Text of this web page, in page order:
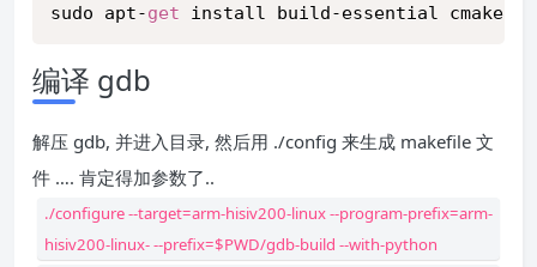
sudo apt-get install build-essential cmake u-
编译 gdb
解压 gdb, 并进入目录, 然后用 ./config 来生成 makefile 文
件 …. 肯定得加参数了..
./configure --target=arm-hisiv200-linux --program-prefix=arm-
hisiv200-linux- --prefix=$PWD/gdb-build --with-python